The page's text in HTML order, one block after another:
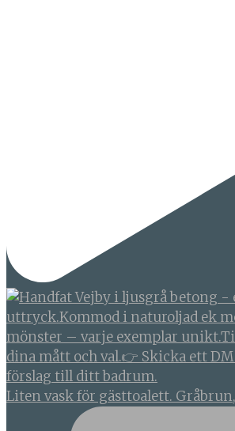
Liten vask för gästtoalett.